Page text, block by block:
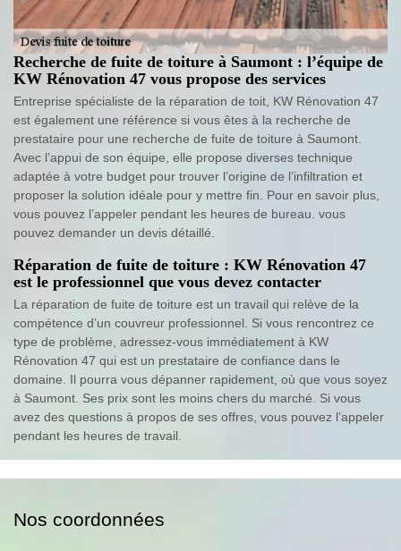
Recherche de fuite de toiture à Saumont : l’équipe de
KW Rénovation 47 vous propose des services
Entreprise spécialiste de la réparation de toit, KW Rénovation 47
est également une référence si vous êtes à la recherche de
prestataire pour une recherche de fuite de toiture à Saumont.
Avec l’appui de son équipe, elle propose diverses technique
adaptée à votre budget pour trouver l’origine de l’infiltration et
proposer la solution idéale pour y mettre fin. Pour en savoir plus,
vous pouvez l’appeler pendant les heures de bureau. vous
pouvez demander un devis détaillé.
Réparation de fuite de toiture : KW Rénovation 47
est le professionnel que vous devez contacter
La réparation de fuite de toiture est un travail qui relève de la
compétence d’un couvreur professionnel. Si vous rencontrez ce
type de problème, adressez-vous immédiatement à KW
Rénovation 47 qui est un prestataire de confiance dans le
domaine. Il pourra vous dépanner rapidement, où que vous soyez
à Saumont. Ses prix sont les moins chers du marché. Si vous
avez des questions à propos de ses offres, vous pouvez l’appeler
pendant les heures de travail.
Nos coordonnées